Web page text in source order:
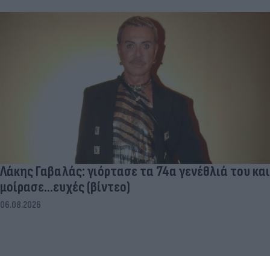
Λάκης Γαβαλάς: γιόρτασε τα 74α γενέθλιά του και
μοίρασε...ευχές (βίντεο)
06.08.2026